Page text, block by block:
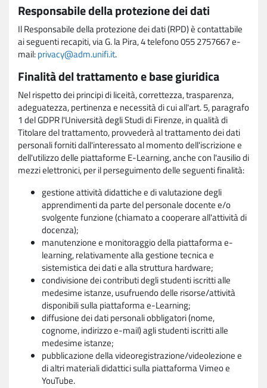
Responsabile della protezione dei dati
Il Responsabile della protezione dei dati (RPD) è contattabile
ai seguenti recapiti, via G. la Pira, 4 telefono 055 2757667 e-
mail:privacy@adm.unifi.it.
Finalità del trattamento e base giuridica
Nel rispetto dei principi di liceità, correttezza, trasparenza,
adeguatezza, pertinenza e necessità di cui all'art. 5, paragrafo
1 del GDPR l'Università degli Studi di Firenze, in qualità di
Titolare del trattamento, provvederà al trattamento dei dati
personali forniti dall'interessato al momento dell'iscrizione e
dell'utilizzo delle piattaforme E-Learning, anche con l'ausilio di
mezzi elettronici, per il perseguimento delle seguenti finalità:
gestione attività didattiche e di valutazione degli
apprendimenti da parte del personale docente e/o
svolgente funzione (chiamato a cooperare all'attività di
docenza);
manutenzione e monitoraggio della piattaforma e-
learning, relativamente alla gestione tecnica e
sistemistica dei dati e alla struttura hardware;
condivisione dei contributi degli studenti iscritti alle
medesime istanze, usufruendo delle risorse/attività
disponibili sulla piattaforma e-Learning;
diffusione dei dati personali obbligatori (nome,
cognome, indirizzo e-mail) agli studenti iscritti alle
medesime istanze;
pubblicazione della videoregistrazione/videolezione e
di altri materiali didattici sulla piattaforma Vimeo e
YouTube.